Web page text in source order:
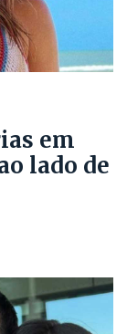
em
lado de